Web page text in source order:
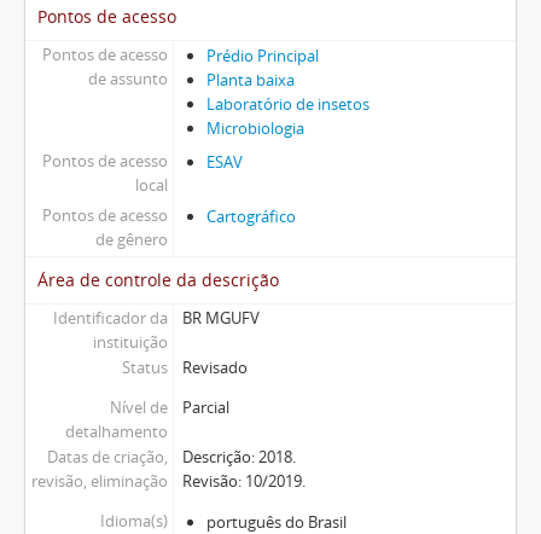
Pontos de acesso
Pontos de acesso
de assunto
Prédio Principal
Planta baixa
Laboratório de insetos
Microbiologia
Pontos de acesso
local
ESAV
Pontos de acesso
de gênero
Cartográfico
Área de controle da descrição
Identificador da
instituição
BR MGUFV
Status
Revisado
Nível de
detalhamento
Parcial
Datas de criação,
revisão, eliminação
Descrição: 2018.
Revisão: 10/2019.
Idioma(s)
português do Brasil